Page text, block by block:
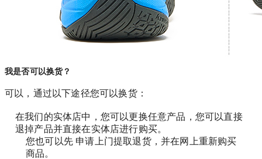
我是否可以换货？
可以，通过以下途径您可以换货：
在我们的实体店中，您可以更换任意产品，您可以直接
退掉产品并直接在实体店进行购买。
您也可以先 申请上门提取退货，并在网上重新购买
商品。